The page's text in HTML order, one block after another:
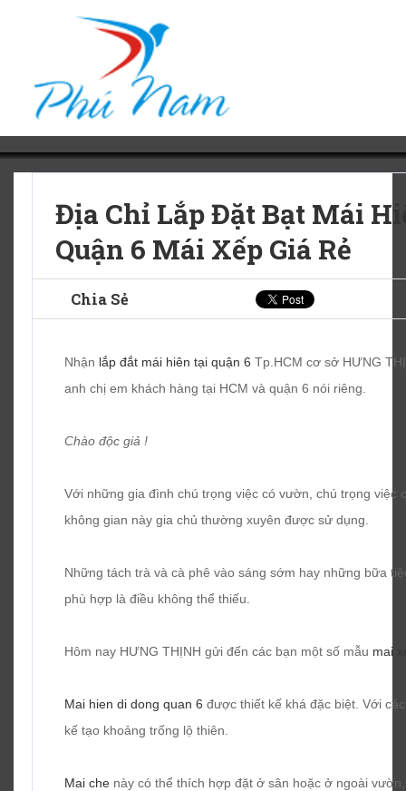
Địa Chỉ Lắp Đặt Bạt Mái
Quận 6 Mái Xếp Giá Rẻ
Chia Sẻ
Nhận lắp đắt mái hiên tại quận 6 Tp.HCM cơ sở HƯNG
anh chị em khách hàng tại HCM và quận 6 nói riêng.
Chào độc giả !
Với những gia đình chú trọng việc có vườn, chú trọng việc
không gian này gia chủ thường xuyên được sử dụng.
Những tách trà và cà phê vào sáng sớm hay những bữa
phù hợp là điều không thể thiếu.
Hôm nay HƯNG THỊNH gửi đến các bạn một số mẫu mai
Mai hien di dong quan 6 được thiết kế khá đặc biệt. Với
kế tạo khoảng trống lộ thiên.
Mai che này có thể thích hợp đặt ở sân hoặc ở ngoài